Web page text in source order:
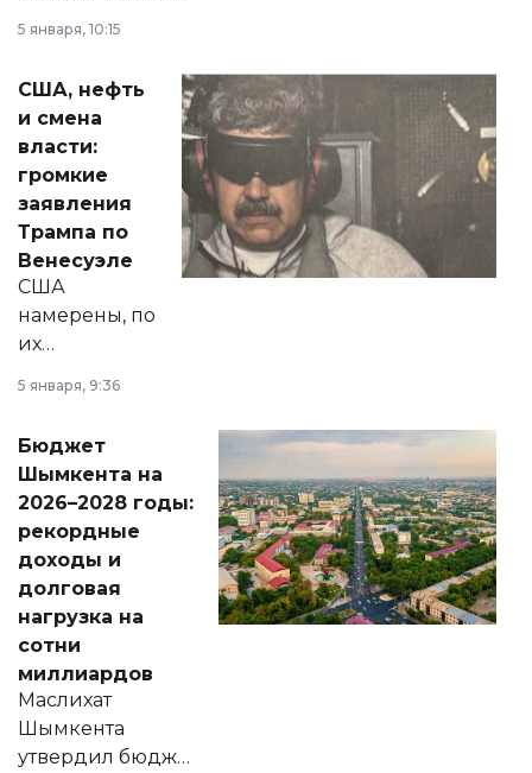
сразу несколько
актуальных тем —
от слухов о
политических
реформах до
вопросов армии,
экономики и
личного здоровья.
5 января, 10:15
США, нефть
и смена
власти:
громкие
заявления
Трампа по
Венесуэле
США
намерены, по
их
принести
народу
Венесуэлы.
5 января, 9:36
Бюджет
Шымкента на
2026–2028 годы:
рекордные
доходы и
долговая
нагрузка на
сотни
миллиардов
Маслихат
Шымкента
утвердил бюджет